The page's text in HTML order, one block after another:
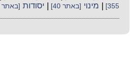
355]
מינוי [באתר 40] יסודות [באתר 249]